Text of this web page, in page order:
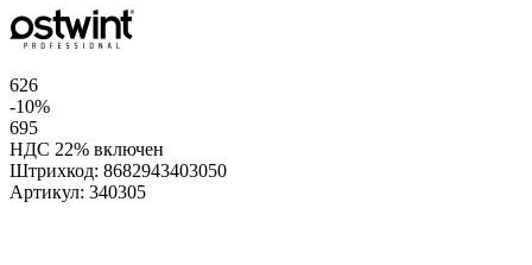
626
-10%
695
НДС 22% включен
Штрихкод: 8682943403050
Артикул: 340305